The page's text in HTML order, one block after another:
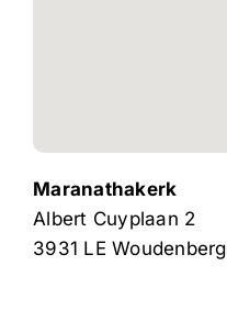
Maranathakerk
Albert Cuyplaan 2
3931 LEWoudenberg